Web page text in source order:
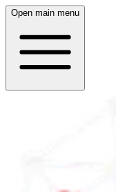
Open main menu